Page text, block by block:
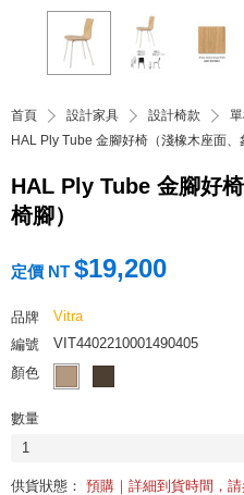
首頁 設計家具 設計椅款
HAL Ply Tube 金腳好椅（淺橡木座面、
HAL Ply Tube 金腳好
椅腳）
定價 NT $19,200
品牌
Vitra
編號
VIT4402210001490405
顏色
數量
1
供貨狀態： 預購｜詳細到貨時間，